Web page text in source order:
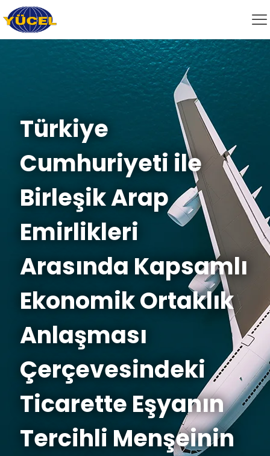
Türkiye
Cumhuriyeti ile
Birleşik Arap
Emirlikleri
Arasında Kapsamlı
Ekonomik Ortaklık
Anlaşması
Çerçevesindeki
Ticarette Eşyanın
Tercihli Menşeinin